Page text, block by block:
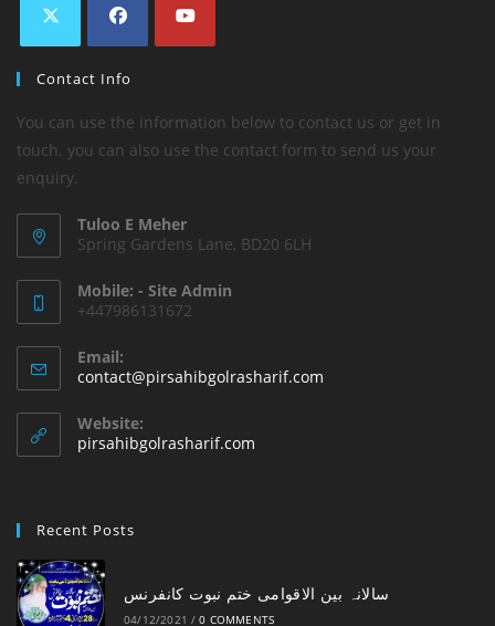
Contact Info
You can use the information below to contact us or get in
touch. you can also use the contact form to send us your
enquiry.
Tuloo E Meher
Spring Gardens Lane, BD20 6LH
Mobile: - Site Admin
+447986131672
Email:
contact@pirsahibgolrasharif.com
Website:
pirsahibgolrasharif.com
Recent Posts
‎سالانہ بین الاقوامی ختم نبوت کانفرنس
04/12/2021 / 0 COMMENTS